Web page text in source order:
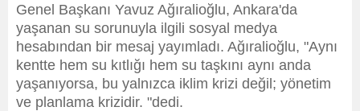
Genel Başkanı Yavuz Ağıralioğlu, Ankara'da
yaşanan su sorunuyla ilgili sosyal medya
hesabından bir mesaj yayımladı. Ağıralioğlu, "Aynı
kentte hem su kıtlığı hem su taşkını aynı anda
yaşanıyorsa, bu yalnızca iklim krizi değil; yönetim
ve planlama krizidir. "dedi.